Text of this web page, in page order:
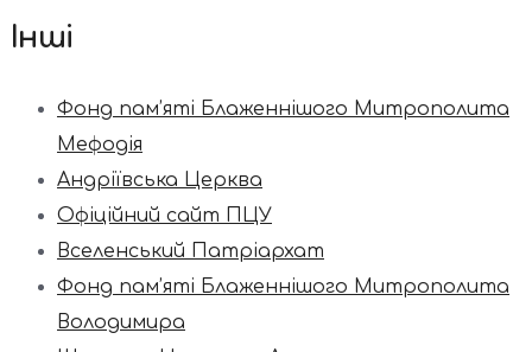
Інші
Фонд пам’яті Блаженнішого Митрополита
Мефодія
Андріївська Церква
Офіційний сайт ПЦУ
Вселенський Патріархат
Фонд пам’яті Блаженнішого Митрополита
Володимира